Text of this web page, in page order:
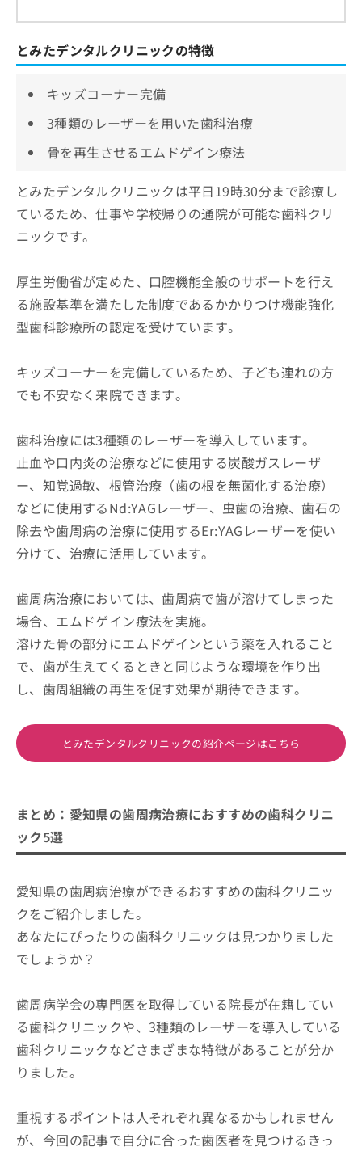
とみたデンタルクリニックの特徴
キッズコーナー完備
3種類のレーザーを用いた歯科治療
骨を再生させるエムドゲイン療法
とみたデンタルクリニックは平日19時30分まで診療し
ているため、仕事や学校帰りの通院が可能な歯科クリ
ニックです。
厚生労働省が定めた、口腔機能全般のサポートを行え
る施設基準を満たした制度であるかかりつけ機能強化
型歯科診療所の認定を受けています。
キッズコーナーを完備しているため、子ども連れの方
でも不安なく来院できます。
歯科治療には3種類のレーザーを導入しています。
止血や口内炎の治療などに使用する炭酸ガスレーザ
ー、知覚過敏、根管治療（歯の根を無菌化する治療）
などに使用するNd:YAGレーザー、虫歯の治療、歯石の
除去や歯周病の治療に使用するEr:YAGレーザーを使い
分けて、治療に活用しています。
歯周病治療においては、歯周病で歯が溶けてしまった
場合、エムドゲイン療法を実施。
溶けた骨の部分にエムドゲインという薬を入れること
で、歯が生えてくるときと同じような環境を作り出
し、歯周組織の再生を促す効果が期待できます。
とみたデンタルクリニックの紹介ページはこちら
まとめ：愛知県の歯周病治療におすすめの歯科クリニ
ック5選
愛知県の歯周病治療ができるおすすめの歯科クリニッ
クをご紹介しました。
あなたにぴったりの歯科クリニックは見つかりました
でしょうか？
歯周病学会の専門医を取得している院長が在籍してい
る歯科クリニックや、3種類のレーザーを導入している
歯科クリニックなどさまざまな特徴があることが分か
りました。
重視するポイントは人それぞれ異なるかもしれません
が、今回の記事で自分に合った歯医者を見つけるきっ